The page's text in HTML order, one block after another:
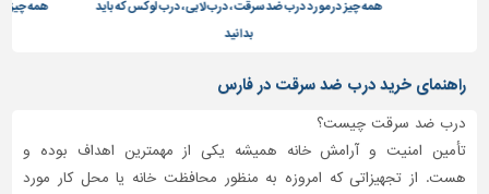
همه چیز در مورد درب ضد سرقت، درب لابی، درب لوکس که باید
بدانید
همه چیز
راهنمای خرید درب ضد سرقت در فارس
درب ضد سرقت چیست؟
تأمین امنیت و آرامش خانه همیشه یکی از مهمترین اهداف بوده و
هست. از تجهیزاتی که امروزه به منظور محافظت خانه یا محل کار مورد